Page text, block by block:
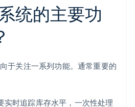
统的主要功
于关注一系列功能。通常重要的
实时追踪库存水平，一次性处理